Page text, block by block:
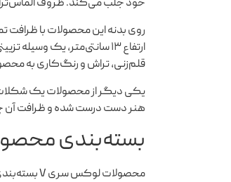
خود جلب می‌کند. ظروف
روی بدنه این محصولات با ظرافت
ارتفاع ۱۳ سانتی‌متر، یک
قلم‌زنی، تراش و رنگ‌کاری به
یکی دیگر از محصولات یک
هنر دست درست شده و ظرافت آن
بسته‌بندی